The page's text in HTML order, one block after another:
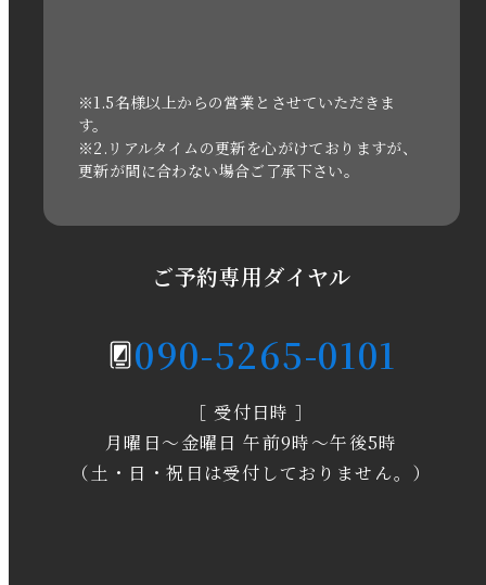
2021年3月
2020年11月
2020年3月
2020年1月
※1.5名様以上からの営業とさせていただきま
す。
※2.リアルタイムの更新を心がけておりますが、
更新が間に合わない場合ご了承下さい。
ご予約専用ダイヤル
090-5265-0101
［ 受付日時 ］
月曜日～金曜日 午前9時～午後5時
（土・日・祝日は受付しておりません。）